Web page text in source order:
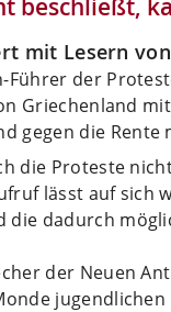
beschließt,
mit Lesern
Führer der
Griechenland
gegen die Rente
die Proteste
lässt auf sich
die dadurch
der Neuen